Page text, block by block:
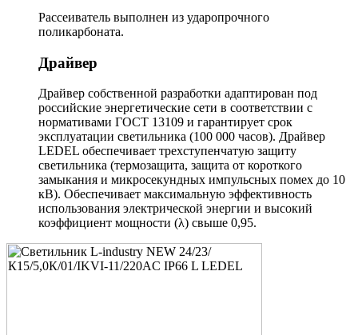
Рассеиватель выполнен из ударопрочного
поликарбоната.
Драйвер
Драйвер собственной разработки адаптирован под
российские энергетические сети в соответствии с
нормативами ГОСТ 13109 и гарантирует срок
эксплуатации светильника (100 000 часов). Драйвер
LEDEL обеспечивает трехступенчатую защиту
светильника (термозащита, защита от короткого
замыкания и микросекундных импульсных помех до 10
кВ). Обеспечивает максимальную эффективность
использования электрической энергии и высокий
коэффициент мощности (λ) свыше 0,95.